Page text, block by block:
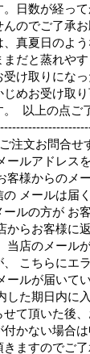
日数が経っ
のでご了承
真夏日のよう
だと蒸れや
け取りにな
めお受け取
。 以上の点ご
注文お問合せ
ールアドレス
客様からのメ
メールは届
ルの方が お
からお客様に
当店のメール
こちらにエ
ールが届いて
した期日内に
て頂いた後
かない場合
ますのでご